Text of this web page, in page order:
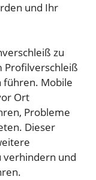
und Ihr
zu
Profilverschleiß
führen. Mobile
Ort
Probleme
Dieser
verhindern und